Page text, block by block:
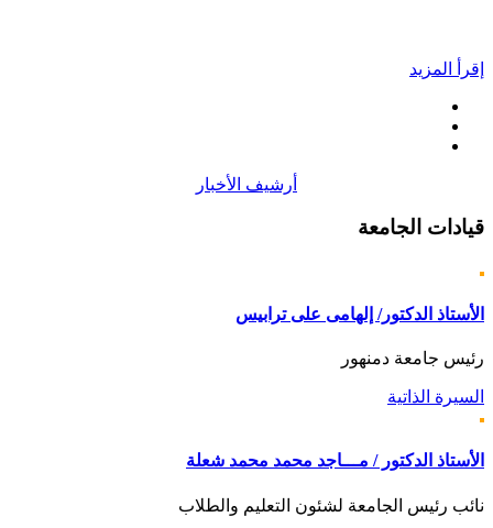
إقرأ المزيد
أرشيف الأخبار
قيادات الجامعة
الأستاذ الدكتور/ إلهامى على ترابيس
رئيس جامعة دمنهور
السيرة الذاتية
الأستاذ الدكتور / مـــاجد محمد محمد شعلة
نائب رئيس الجامعة لشئون التعليم والطلاب